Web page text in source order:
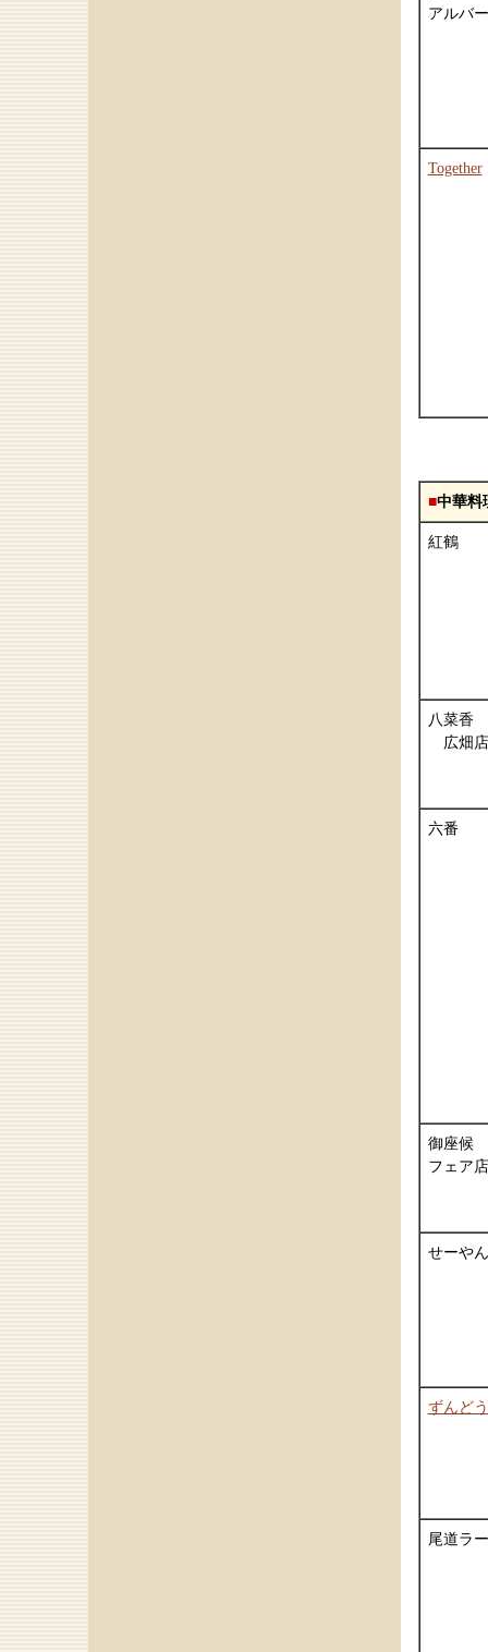
アルバ
Together
■中華料
紅鶴
八菜香
広畑
六番
御座候
フェア店
せーやん
ずんど
尾道ラ